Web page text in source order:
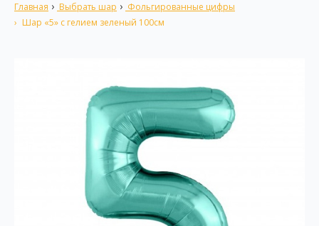
Главная Выбрать шар
Фольгированные цифры
Шар «5» с гелием зеленый 100см